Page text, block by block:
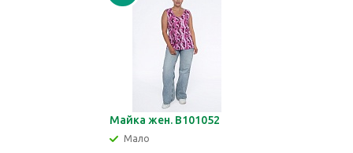
Майка жен. В101052
Мало